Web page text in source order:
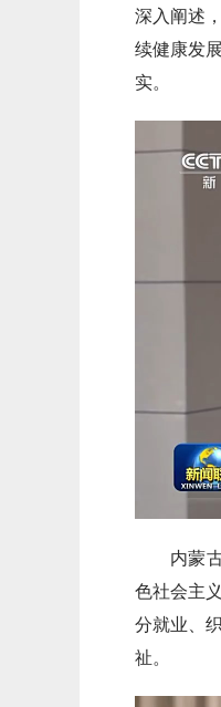
深入阐述
续健康发
实。
内蒙
色社会主
分就业、
祉。